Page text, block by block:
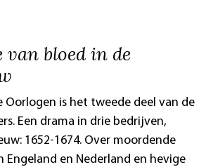
van bloed in de
Oorlogen is het tweede deel van de
Een drama in drie bedrijven,
1652-1674. Over moordende
Engeland en Nederland en hevige